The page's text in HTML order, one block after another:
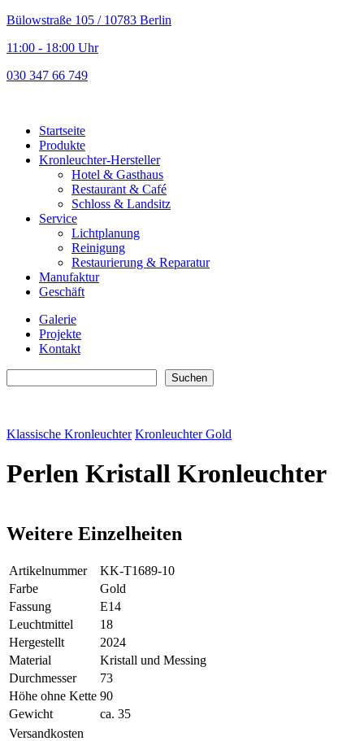
Bülowstraße 105 / 10783 Berlin
11:00 - 18:00 Uhr
030 347 66 749
Startseite
Produkte
Kronleuchter-Hersteller
Hotel & Gasthaus
Restaurant & Café
Schloss & Landsitz
Service
Lichtplanung
Reinigung
Restaurierung & Reparatur
Manufaktur
Geschäft
Galerie
Projekte
Kontakt
Suchen
Klassische Kronleuchter Kronleuchter Gold
Perlen Kristall Kronleuchter
Weitere Einzelheiten
Artikelnummer
KK-T1689-10
Farbe
Gold
Fassung
E14
Leuchtmittel
18
Hergestellt
2024
Material
Kristall und Messing
Durchmesser
73
Höhe ohne Kette 90
Gewicht
ca. 35
Versandkosten